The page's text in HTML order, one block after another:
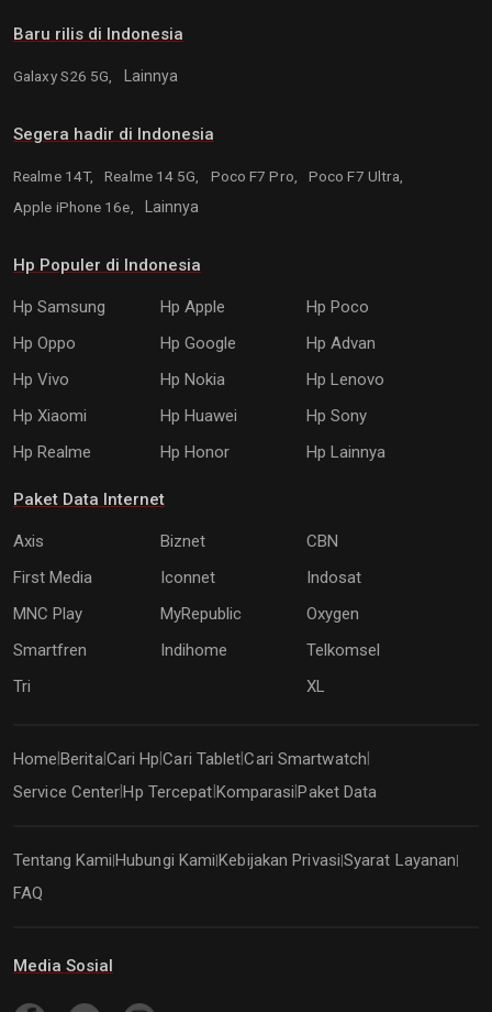
Baru rilis di Indonesia
Galaxy S26 5G, Lainnya
Segera hadir di Indonesia
Realme 14T, Realme 14 5G, Poco F7 Pro,
Poco F7 Ultra,
Apple iPhone 16e,
Lainnya
Hp Populer di Indonesia
Hp Samsung Hp Apple
Hp Poco
Hp Oppo
Hp Google
Hp Advan
Hp Vivo
Hp Nokia
Hp Lenovo
Hp Xiaomi
Hp Huawei
Hp Sony
Hp Realme
Hp Honor Hp Lainnya
Paket Data Internet
Axis Biznet
CBN
First Media
Iconnet
Indosat
MNC Play
MyRepublic
Oxygen
Smartfren
Indihome
Telkomsel
Tri
XL
Home BeritaCari Hp |Cari Tablet|Cari Smartwatch
Service Center|Hp Tercepat Komparasi |Paket Data
Tentang Kami|Hubungi Kami|Kebijakan Privasi|Syarat Layanan|
FAQ
Media Sosial